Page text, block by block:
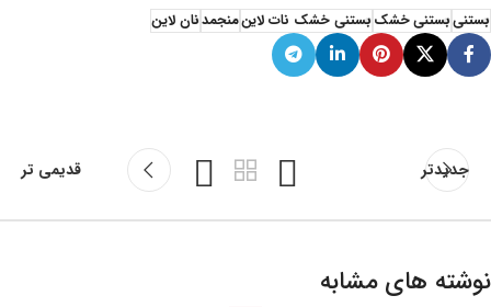
بستنیبستنی خشکبستنی خشک نات لاینمنجمدنان لاین
جدیدتر قدیمی تر
نوشته های مشابه